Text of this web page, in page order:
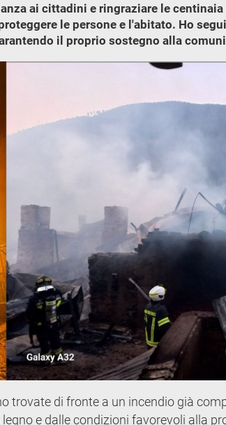
ai cittadini e ringraziare le
le persone e l'abitato. Ho
il proprio sostegno alla
trovate di fronte a un incendio già
e dalle condizioni favorevoli alla